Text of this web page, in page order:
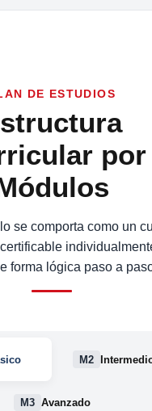
DE ESTUDIOS
por
se comporta como un
forma lógica paso a
M2
M3 Avanzado